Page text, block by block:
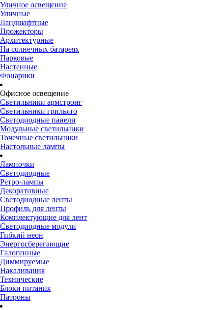
Уличное освещение
Уличные
Ландшафтные
Прожекторы
Архитектурные
На солнечных батареях
Парковые
Настенные
Фонарики
Офисное освещение
Светильники армстронг
Светильники грильято
Светодиодные панели
Модульные светильники
Точечные светильники
Настольные лампы
Лампочки
Светодиодные
Ретро-лампы
Декоративные
Светодиодные ленты
Профиль для ленты
Комплектующие для лент
Светодиодные модули
Гибкий неон
Энергосберегающие
Галогенные
Диммируемые
Накаливания
Технические
Блоки питания
Патроны